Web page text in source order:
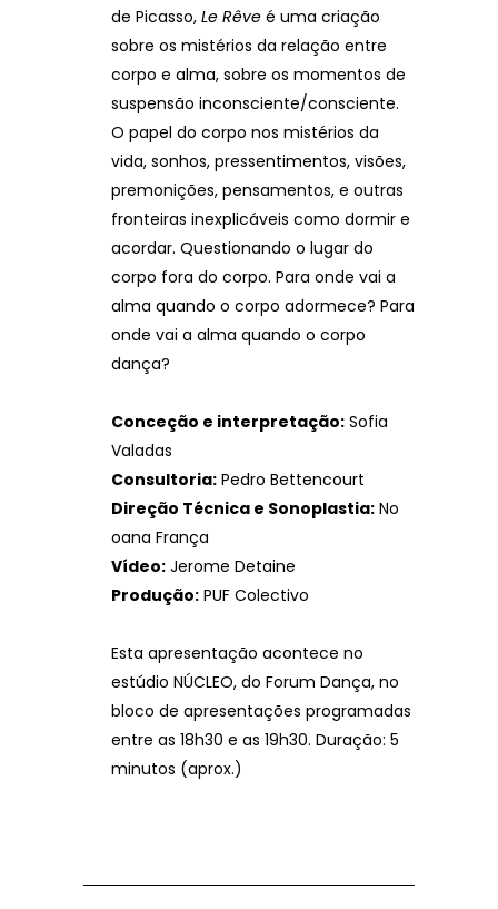
de Picasso, Le Rêve é uma criação
sobre os mistérios da relação entre
corpo e alma, sobre os momentos de
suspensão inconsciente/consciente.
O papel do corpo nos mistérios da
vida, sonhos, pressentimentos, visões,
premonições, pensamentos, e outras
fronteiras inexplicáveis como dormir e
acordar. Questionando o lugar do
corpo fora do corpo. Para onde vai a
alma quando o corpo adormece? Para
onde vai a alma quando o corpo
dança?
Conceção e interpretação: Sofia
Valadas
Consultoria: Pedro Bettencourt
Direção Técnica e Sonoplastia: No
oana França
Vídeo: Jerome Detaine
Produção: PUF Colectivo
Esta apresentação acontece no
estúdio NÚCLEO, do Forum Dança, no
bloco de apresentações programadas
entre as 18h30 e as 19h30. Duração: 5
minutos (aprox.)